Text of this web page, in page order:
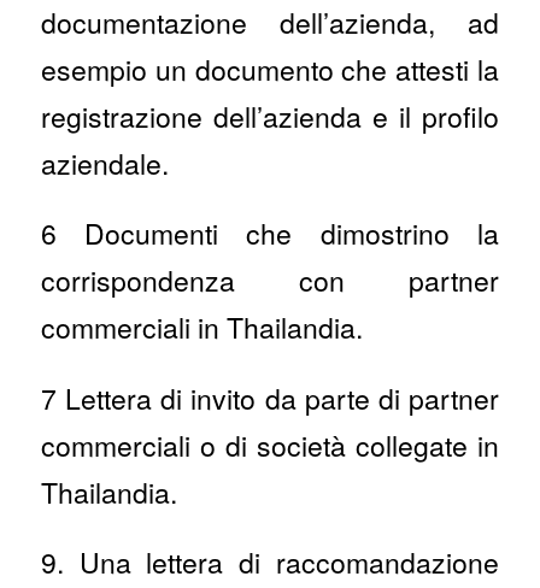
documentazione dell’azienda, ad
esempio un documento che attesti la
registrazione dell’azienda e il profilo
aziendale.
6 Documenti che dimostrino la
corrispondenza con partner
commerciali in Thailandia.
7 Lettera di invito da parte di partner
commerciali o di società collegate in
Thailandia.
9. Una lettera di raccomandazione